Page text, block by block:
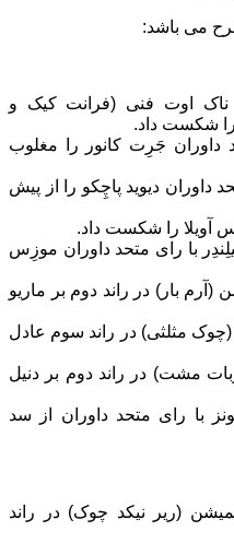
اوت فنی (فرانت کیک و
شکست داد.
داوران جَرِت کانور را مغلوب
داوران دیوید پاچِکو را از پیش
آویلا را شکست داد.
کورتیس میلِندِر با رای متحد داوران موزِس
بار) در راند دوم بر ماریو
مثلثی) در راند سوم عادل
مشت) در راند دوم بر دنیل
جاشوا جونز با رای متحد داوران از سد
(ریر نیکد چوک) در راند